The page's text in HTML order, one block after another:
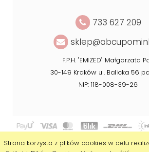
Strona korzysta z plików cookies w celu
733 627 209
F.P.H. "EMIZED" Małgorzata
30-149 Kraków ul. Balicka 56
NIP: 118-008-39-26
Copyright © 2020 ABC
Realizacja:Agencja Interaktywna DesignOrka